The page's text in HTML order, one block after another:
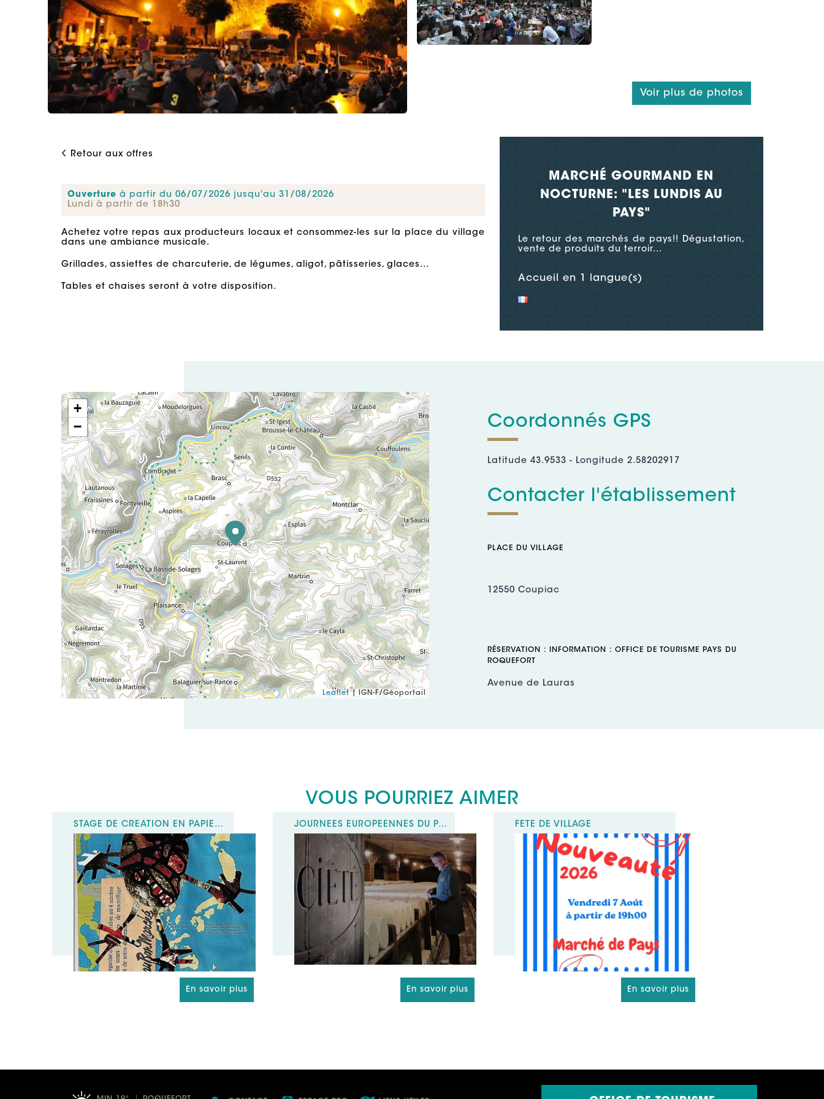
Retour aux offres
Voir plus de photos
Ouverture à partir du 06/07/2026 jusqu'au 31/08/2026
Lundi à partir de 18h30
Achetez votre repas aux producteurs locaux et consommez-les sur la place du village
dans une ambiance musicale.
Grillades, assiettes de charcuterie, de légumes, aligot, pâtisseries, glaces...
Tables et chaises seront à votre disposition.
MARCHÉ GOURMAND EN
NOCTURNE: "LES LUNDIS AU
PAYS"
Le retour des marchés de pays!! Dégustation,
vente de produits du terroir...
Accueil en 1 langue(s)
Coordonnés GPS
Latitude 43.9533 - Longitude 2.58202917
Contacter l'établissement
PLACE DU VILLAGE
12550 Coupiac
RÉSERVATION : INFORMATION : OFFICE DE TOURISME PAYS DU
ROQUEFORT
Avenue de Lauras
Autres réseaux sociaux (URL) :
https://www.instagram.com/roqueforttourisme/
+
−
Leaflet| IGN-F/Géoportail
VOUS POURRIEZ AIMER
STAGE DE CRÉATION EN PAPIERS ET TEXTILES
En savoir plus
JOURNÉES EUROPÉENNES DU PATRIMOINE- CAVES SOCIÉTÉ
En savoir plus
FÊTE DE VILLAGE
En savoir plus